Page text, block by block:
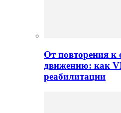
От повторения к
движению: как
реабилитации